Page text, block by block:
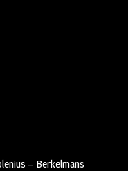
– Berkelmans